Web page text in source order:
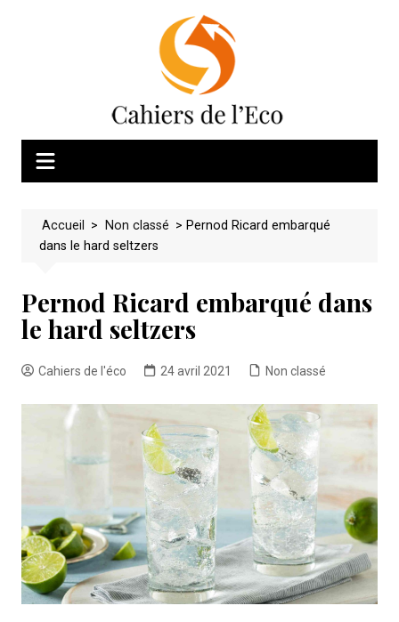
Accueil > Non classé > Pernod Ricard embarqué
dans le hard seltzers
Pernod Ricard embarqué dans
le hard seltzers
Cahiers de l'éco 24 avril 2021 Non classé